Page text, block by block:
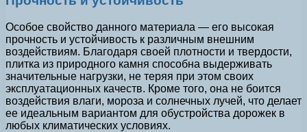
Особое свойство данного материала — его высокая
прочность и устойчивость к различным внешним
воздействиям. Благодаря своей плотности и твердости,
плитка из природного камня способна выдерживать
значительные нагрузки, не теряя при этом своих
эксплуатационных качеств. Кроме того, она не боится
воздействия влаги, мороза и солнечных лучей, что делает
ее идеальным вариантом для обустройства дорожек в
любых климатических условиях.